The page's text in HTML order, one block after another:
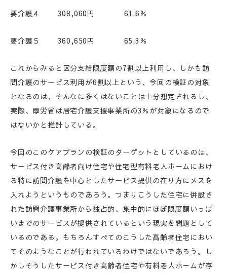
要介護４ 308,060円 61.6％
要介護５ 360,650円 65.3％
これからみると区分支給限度額の7割以上利用し、しかも訪
問介護のサービス利用が6割以上という、今回の検証の対象
となるのは、そんなに多くはないことは十分想定されるし、
実際、厚労省は居宅介護支援事業所の3％が対象になるので
はないかと推計している。
今回のこのケアプランの検証のターゲットとしているのは、
サービス付き高齢者向け住宅や住宅型有料老人ホームにおけ
る特に訪問介護を中心としたサービス提供の在り方にメスを
入れようというものであろう。つまりこうした住宅に併設さ
れた訪問介護事業所から独占的、集中的にほぼ限度額いっぱ
いまでのサービスが提供されているという現実を問題として
いるのである。もちろんすべてのこうした高齢者住宅におい
てそのようなことが行われているわけではないであろう。し
かしそうしたサービス付き高齢者住宅や有料老人ホームが存